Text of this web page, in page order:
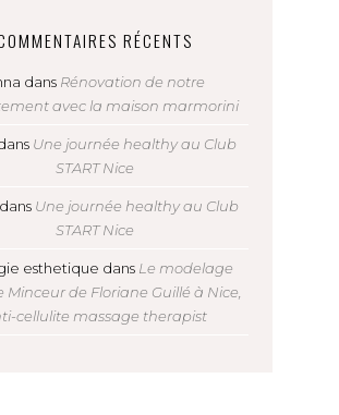
RÉCENTS
dans Rénovation de notre
avec la maison marmorini
Une journée healthy au Club
START Nice
dans Une journée healthy au Club
START Nice
esthetique dans Le modelage
Minceur de Floriane Guillé à Nice,
cellulite massage therapist